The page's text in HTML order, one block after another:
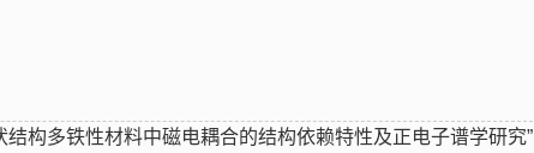
构多铁性材料中磁电耦合的结构依赖特性及正电子谱学研究”